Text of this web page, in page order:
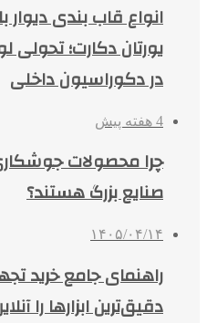
انواع قاب بندی
یورتان دکارت؛
در دکوراسیون داخلی
4 هفته پیش
صنایع بزرگ هستند؟
۱۴۰۵/۰۴/۱۴
راهنمای جامع خرید
دقیق‌ترین ابزارها را